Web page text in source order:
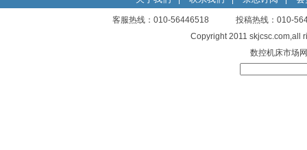
客服热线：010-56446518 投稿热线：
Copyright 2011
数控机床市场网